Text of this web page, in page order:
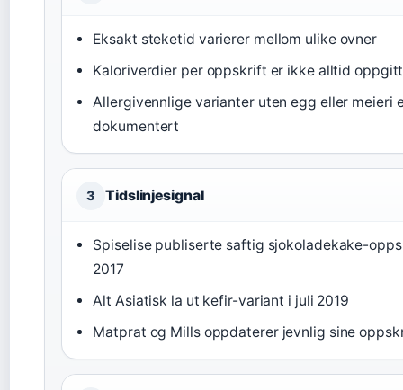
Eksakt steketid varierer mellom ulike ovner
Kaloriverdier per oppskrift er ikke alltid oppgitt
Allergivennlige varianter uten egg eller meieri
dokumentert
3 Tidslinjesignal
Spiselise publiserte saftig sjokoladekake-
2017
Alt Asiatisk la ut kefir-variant i juli 2019
Matprat og Mills oppdaterer jevnlig sine